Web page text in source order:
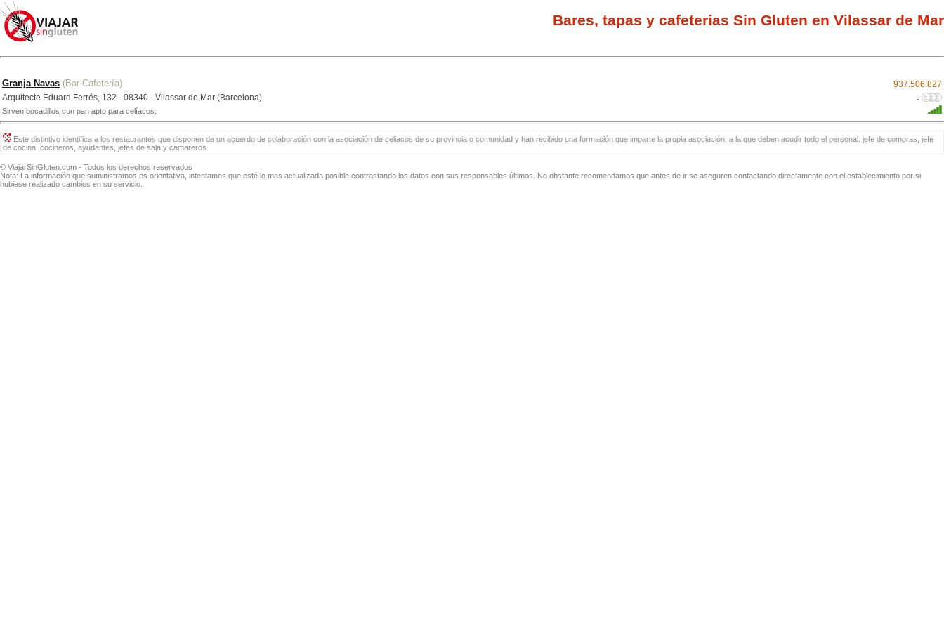
Bares, tapas y cafeterias Sin Gluten en Vilassar de Mar
Granja Navas (Bar-Cafetería)
937.506.827
Arquitecte Eduard Ferrés, 132 - 08340 - Vilassar de Mar (Barcelona)
-
Sirven bocadillos con pan apto para celíacos.
Este distintivo identifica a los restaurantes que disponen de un acuerdo de colaboración con la asociación de celiacos de su provincia o comunidad y han recibido una formación que imparte la propia asociación, a la que deben acudir todo el personal: jefe de compras, jefe
de cocina, cocineros, ayudantes, jefes de sala y camareros.
© ViajarSinGluten.com - Todos los derechos reservados
Nota: La información que suministramos es orientativa, intentamos que esté lo mas actualizada posible contrastando los datos con sus responsables últimos. No obstante recomendamos que antes de ir se aseguren contactando directamente con el establecimiento por si
hubiese realizado cambios en su servicio.